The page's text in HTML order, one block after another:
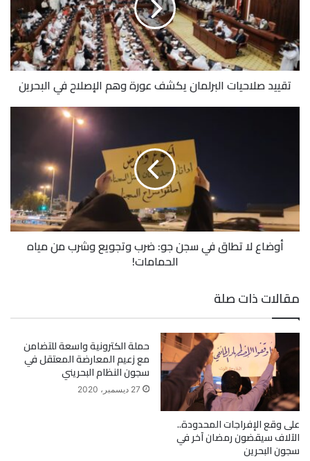
تقييد صلاحيات البرلمان يكشف عورة وهم الإصلاح في البحرين
أوضاع لا تطاق في سجن جو: ضرب وتجويع وشرب من مياه
الحمامات!
مقالات ذات صلة
على وقع الإفراجات المحدودة..
الآلاف سيقضون رمضان آخر في
سجون البحرين
حملة الكترونية واسعة للتضامن
مع زعيم المعارضة المعتقل في
سجون النظام البحريني
27 ديسمبر، 2020